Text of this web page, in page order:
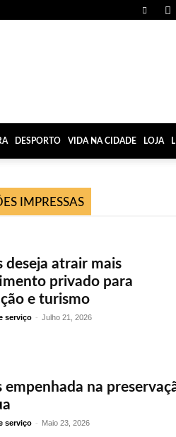
DESPORTO VIDA NA CIDADE LOJA
IMPRESSAS
deseja atrair mais
privado para
e turismo
serviço - Julho 21, 2026
empenhada na
serviço - Maio 23, 2026